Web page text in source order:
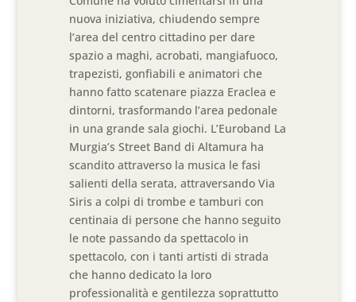
nuova iniziativa, chiudendo sempre
l’area del centro cittadino per dare
spazio a maghi, acrobati, mangiafuoco,
trapezisti, gonfiabili e animatori che
hanno fatto scatenare piazza Eraclea e
dintorni, trasformando l’area pedonale
in una grande sala giochi. L’Euroband La
Murgia’s Street Band di Altamura ha
scandito attraverso la musica le fasi
salienti della serata, attraversando Via
Siris a colpi di trombe e tamburi con
centinaia di persone che hanno seguito
le note passando da spettacolo in
spettacolo, con i tanti artisti di strada
che hanno dedicato la loro
professionalità e gentilezza soprattutto